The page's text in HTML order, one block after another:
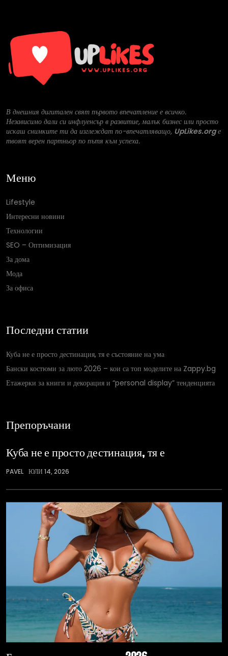
В днешния дигитален свят първото впечатление е всичко.
Независимо дали си инфлуенсър в развитие, малък бизнес или просто
искаш снимките ти да изглеждат по-впечатляващо, UpLikes.orgе
твоят верен партньор по пътя към успеха.
Меню
Lifestyle
Интересни новини
Технологии
SEO – Оптимизация
За дома
Мода
За офиса
Последни статии
Куба не е просто дестинация, тя е състояние на ума
Бански костюми за люто 2026 – кои са топ моделите на Zappy.bg
Етажерки за книги и декорация и “personal display” тенденцията
Препоръчани
Куба не е просто дестинация, тя е
PAVEL ЮЛИ 14, 2026